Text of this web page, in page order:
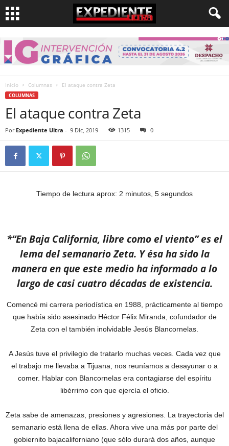
Inicio Columnas El ataque contra Zeta
COLUMNAS
El ataque contra Zeta
Por Expediente Ultra - 9 Dic, 2019 1315 0
Tiempo de lectura aprox: 2 minutos, 5 segundos
*“En Baja California, libre como el viento” es el
lema del semanario Zeta. Y ésa ha sido la
manera en que este medio ha informado a lo
largo de casi cuatro décadas de existencia.
Comencé mi carrera periodística en 1988, prácticamente al tiempo
que había sido asesinado Héctor Félix Miranda, cofundador de
Zeta con el también inolvidable Jesús Blancornelas.
A Jesús tuve el privilegio de tratarlo muchas veces. Cada vez que
el trabajo me llevaba a Tijuana, nos reuníamos a desayunar o a
comer. Hablar con Blancornelas era contagiarse del espíritu
libérrimo con que ejercía el oficio.
Zeta sabe de amenazas, presiones y agresiones. La trayectoria del
semanario está llena de ellas. Ahora vive una más por parte del
gobiernito bajacaliforniano (que sólo durará dos años, aunque